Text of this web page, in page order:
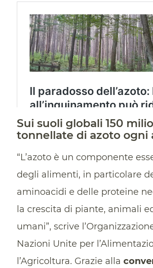
Sui suoli globali 150
tonnellate di azoto ogni
“L’azoto è un componente
degli alimenti, in particolare
aminoacidi e delle proteine
la crescita di piante, animali
umani”, scrive
Nazioni Unite per
l’Agricoltura. Grazie alla